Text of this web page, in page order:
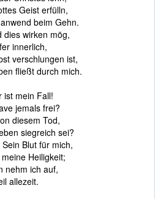
Geist erfülln,
beim Gehn.
wirken mög,
innerlich,
verschlungen ist,
fließt durch mich.
ist mein Fall!
jemals frei?
diesem Tod,
siegreich sei?
Blut für mich,
Heiligkeit;
nehm ich auf,
allezeit.